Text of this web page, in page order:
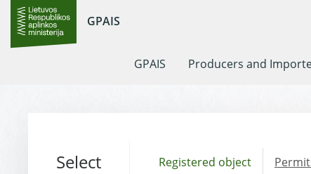
GPAIS
GPAIS Producers and
Select Registered object